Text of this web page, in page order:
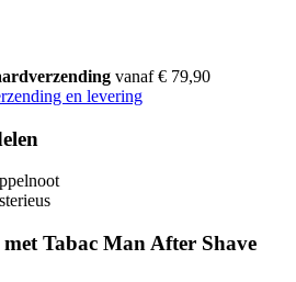
vanaf € 79,90
en levering
Tabac Man After Shave